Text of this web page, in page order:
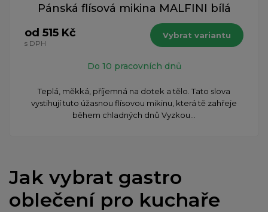
Pánská flísová mikina MALFINI bílá
od 515 Kč
s DPH
Vybrat variantu
Do 10 pracovních dnů
​Teplá, měkká, příjemná na dotek a tělo. Tato slova
vystihují tuto úžasnou flísovou mikinu, která tě zahřeje
během chladných dnů Vyzkou...
Jak vybrat gastro
oblečení pro kuchaře